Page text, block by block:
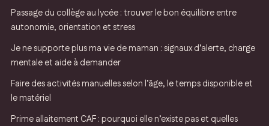
Passage du collège au lycée : trouver le bon équilibre entre
autonomie, orientation et stress
Je ne supporte plus ma vie de maman : signaux d’alerte, charge
mentale et aide à demander
Faire des activités manuelles selon l’âge, le temps disponible et
le matériel
Prime allaitement CAF : pourquoi elle n’existe pas et quelles